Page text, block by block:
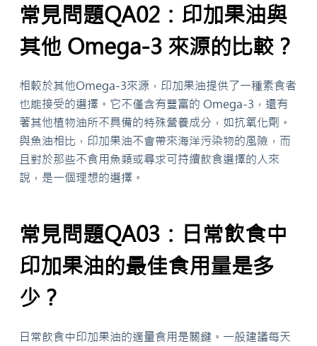
常見問題QA02：印加果油與
其他 Omega-3 來源的比較？
相較於其他Omega-3來源，印加果油提供了一種素食者
也能接受的選擇。它不僅含有豐富的 Omega-3，還有
著其他植物油所不具備的特殊營養成分，如抗氧化劑。
與魚油相比，印加果油不會帶來海洋污染物的風險，而
且對於那些不食用魚類或尋求可持續飲食選擇的人來
說，是一個理想的選擇。
常見問題QA03：日常飲食中
印加果油的最佳食用量是多
少？
日常飲食中印加果油的適量食用是關鍵。一般建議每天